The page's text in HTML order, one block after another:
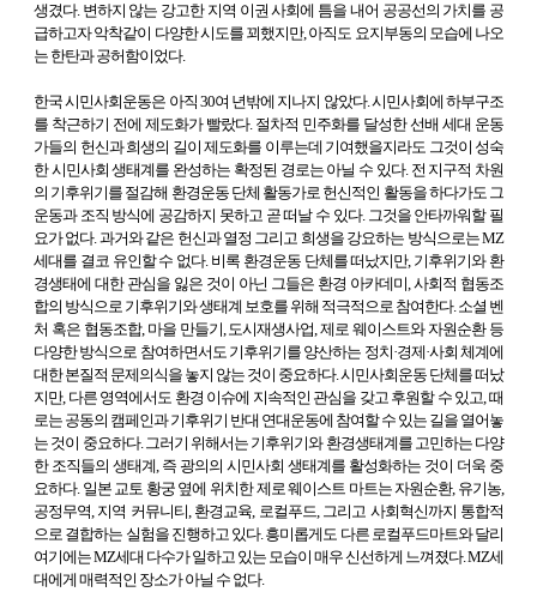
생겼다. 변하지 않는 강고한 지역 이권 사회에 틈을 내어 공공선의 가치를 공
급하고자 악착같이 다양한 시도를 꾀했지만, 아직도 요지부동의 모습에 나오
는 한탄과 공허함이었다.
한국 시민사회운동은 아직 30여 년밖에 지나지 않았다. 시민사회에 하부구조
를 착근하기 전에 제도화가 빨랐다. 절차적 민주화를 달성한 선배 세대 운동
가들의 헌신과 희생의 길이 제도화를 이루는데 기여했을지라도 그것이 성숙
한 시민사회 생태계를 완성하는 확정된 경로는 아닐 수 있다. 전 지구적 차원
의 기후위기를 절감해 환경운동 단체 활동가로 헌신적인 활동을 하다가도 그
운동과 조직 방식에 공감하지 못하고 곧 떠날 수 있다. 그것을 안타까워할 필
요가 없다. 과거와 같은 헌신과 열정 그리고 희생을 강요하는 방식으로는 MZ
세대를 결코 유인할 수 없다. 비록 환경운동 단체를 떠났지만, 기후위기와 환
경생태에 대한 관심을 잃은 것이 아닌 그들은 환경 아카데미, 사회적 협동조
합의 방식으로 기후위기와 생태계 보호를 위해 적극적으로 참여한다. 소셜 벤
처 혹은 협동조합, 마을 만들기, 도시재생사업, 제로 웨이스트와 자원순환 등
다양한 방식으로 참여하면서도 기후위기를 양산하는 정치·경제·사회 체계에
대한 본질적 문제의식을 놓지 않는 것이 중요하다. 시민사회운동 단체를 떠났
지만, 다른 영역에서도 환경 이슈에 지속적인 관심을 갖고 후원할 수 있고, 때
로는 공동의 캠페인과 기후위기 반대 연대운동에 참여할 수 있는 길을 열어놓
는 것이 중요하다. 그러기 위해서는 기후위기와 환경생태계를 고민하는 다양
한 조직들의 생태계, 즉 광의의 시민사회 생태계를 활성화하는 것이 더욱 중
요하다. 일본 교토 황궁 옆에 위치한 제로 웨이스트 마트는 자원순환, 유기농,
공정무역, 지역 커뮤니티, 환경교육, 로컬푸드, 그리고 사회혁신까지 통합적
으로 결합하는 실험을 진행하고 있다. 흥미롭게도 다른 로컬푸드마트와 달리
여기에는 MZ세대 다수가 일하고 있는 모습이 매우 신선하게 느껴졌다. MZ세
대에게 매력적인 장소가 아닐 수 없다.